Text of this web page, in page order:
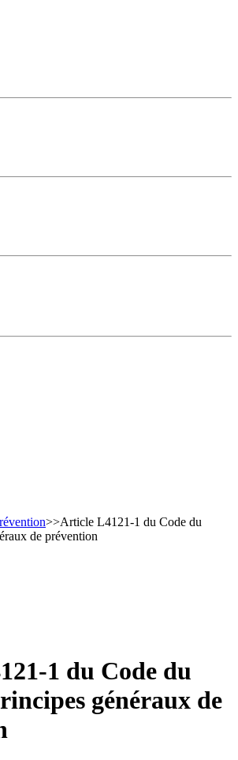
>>Article L4121-1 du Code du
de prévention
1 du Code du
généraux de